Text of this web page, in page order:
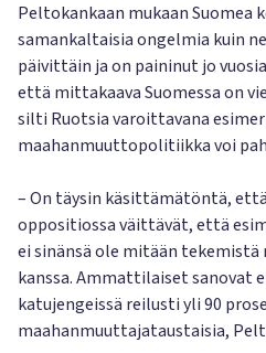
Peltokankaan mukaan Suomea
samankaltaisia ongelmia kuin
päivittäin ja on paininut jo
että mittakaava Suomessa on
silti Ruotsia varoittavana
maahanmuuttopolitiikka voi
– On täysin käsittämätöntä,
oppositiossa väittävät, että
ei sinänsä ole mitään
kanssa. Ammattilaiset sanovat
katujengeissä reilusti yli 90
maahanmuuttajataustaisia,